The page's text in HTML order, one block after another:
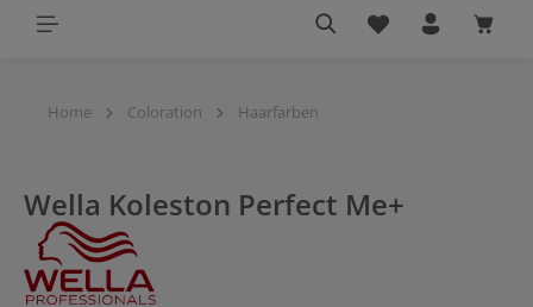
Du hast 0
Home Coloration Haarfarben
Wella Koleston Perfect Me+